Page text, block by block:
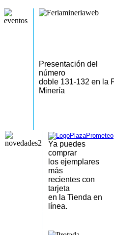
Presentación del
número
doble 131-132 en la
Minería
Ya puedes
comprar
los ejemplares
más
recientes con
tarjeta
en la Tienda en
línea.